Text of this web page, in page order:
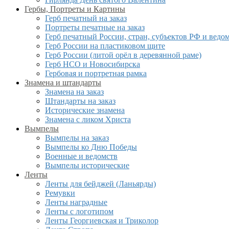
Гербы, Портреты и Картины
Герб печатный на заказ
Портреты печатные на заказ
Герб печатный России, стран, субъектов РФ и
Герб России на пластиковом щите
Герб России (литой орёл в деревянной раме)
Герб НСО и Новосибирска
Гербовая и портретная рамка
Знамена и штандарты
Знамена на заказ
Штандарты на заказ
Исторические знамена
Знамена с ликом Христа
Вымпелы
Вымпелы на заказ
Вымпелы ко Дню Победы
Военные и ведомств
Вымпелы исторические
Ленты
Ленты для бейджей (Ланьярды)
Ремувки
Ленты наградные
Ленты с логотипом
Ленты Георгиевская и Триколор